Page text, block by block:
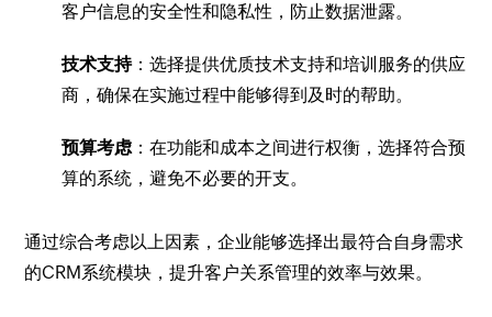
客户信息的安全性和隐私性，防止数据泄露。
技术支持：选择提供优质技术支持和培训服务的供应
商，确保在实施过程中能够得到及时的帮助。
预算考虑：在功能和成本之间进行权衡，选择符合预
算的系统，避免不必要的开支。
通过综合考虑以上因素，企业能够选择出最符合自身需求
的CRM系统模块，提升客户关系管理的效率与效果。